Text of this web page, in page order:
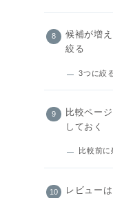
候補が増
絞る
3つに絞
比較ペー
しておく
比較前
レビュー